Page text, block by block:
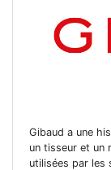
Gibaud a une
un tisseur et un
utilisées par les